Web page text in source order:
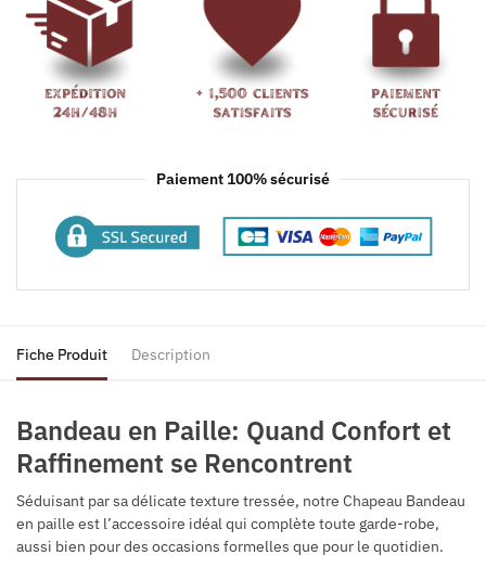
Paiement 100% sécurisé
Fiche Produit Description
Bandeau en Paille: Quand Confort et
Raffinement se Rencontrent
Séduisant par sa délicate texture tressée, notre Chapeau Bandeau
en paille est l’accessoire idéal qui complète toute garde-robe,
aussi bien pour des occasions formelles que pour le quotidien.